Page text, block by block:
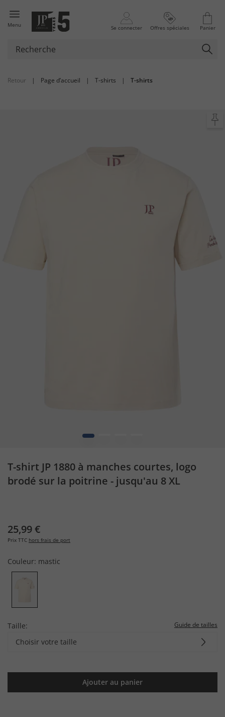
Menu Se connecter Offres spéciales Panier
Retour | Page d’accueil | T-shirts | T-shirts
1
T-shirt JP 1880 à manches courtes, logo
brodé sur la poitrine - jusqu'au 8 XL
25,99 €
Prix TTC hors frais de port
Couleur: mastic
Taille: Guide de tailles
Choisir votre taille
Ajouter au panier